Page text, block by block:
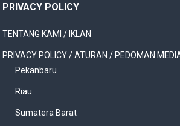
PRIVACY POLICY
TENTANG KAMI / IKLAN
PRIVACY POLICY / ATURAN / PEDOMAN
Pekanbaru
Riau
Sumatera Barat